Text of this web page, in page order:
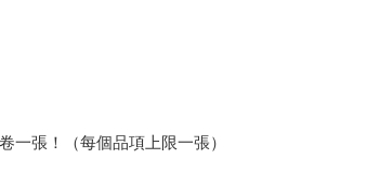
一張！（每個品項上限一張）